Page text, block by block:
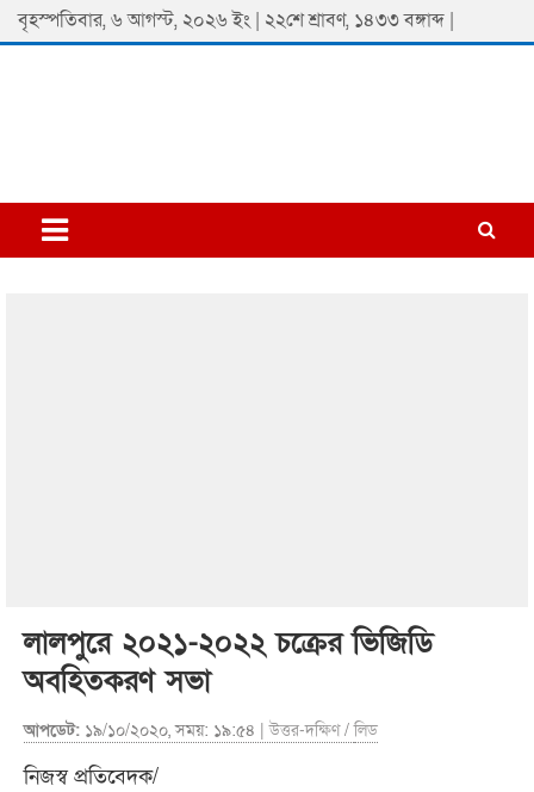
Skip
to
বৃহস্পতিবার, ৬ আগস্ট, ২০২৬ ইং | ২২শে শ্রাবণ, ১৪৩৩ বঙ্গাব্দ |
Padmaprobaha
Online Newspaper Portal
লালপুরে ২০২১-২০২২ চক্রের ভিজিডি
অবহিতকরণ সভা
আপডেট: ১৯/১০/২০২০, সময়: ১৯:৫৪ |উত্তর-দক্ষিণ/লিড
নিজস্ব প্রতিবেদক/